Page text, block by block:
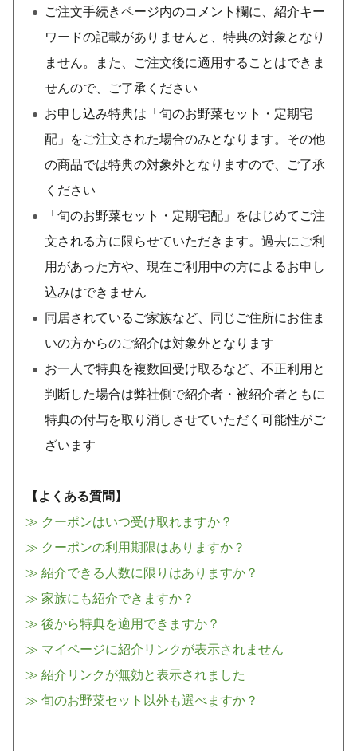
ご注文手続きページ内のコメント欄に、紹介キー
ワードの記載がありませんと、特典の対象となり
ません。また、ご注文後に適用することはできま
せんので、ご了承ください
お申し込み特典は「旬のお野菜セット・定期宅
配」をご注文された場合のみとなります。その他
の商品では特典の対象外となりますので、ご了承
ください
「旬のお野菜セット・定期宅配」をはじめてご注
文される方に限らせていただきます。過去にご利
用があった方や、現在ご利用中の方によるお申し
込みはできません
同居されているご家族など、同じご住所にお住ま
いの方からのご紹介は対象外となります
お一人で特典を複数回受け取るなど、不正利用と
判断した場合は弊社側で紹介者・被紹介者ともに
特典の付与を取り消しさせていただく可能性がご
ざいます
【よくある質問】
≫ クーポンはいつ受け取れますか？
≫ クーポンの利用期限はありますか？
≫ 紹介できる人数に限りはありますか？
≫ 家族にも紹介できますか？
≫ 後から特典を適用できますか？
≫ マイページに紹介リンクが表示されません
≫ 紹介リンクが無効と表示されました
≫ 旬のお野菜セット以外も選べますか？